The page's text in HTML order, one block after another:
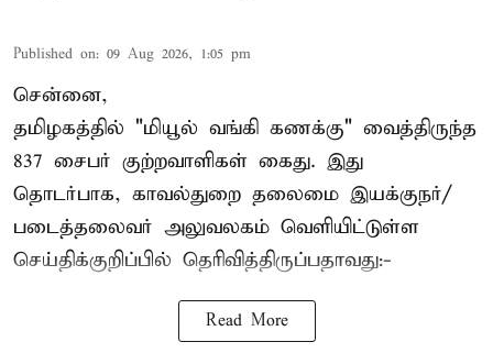
Published on: 09 Aug 2026, 1:05 pm
சென்னை,
தமிழகத்தில் "மியூல் வங்கி கணக்கு" வைத்திருந்த
837 சைபர் குற்றவாளிகள் கைது. இது
தொடர்பாக, காவல்துறை தலைமை இயக்குநர்/
படைத்தலைவர் அலுவலகம் வெளியிட்டுள்ள
செய்திக்குறிப்பில் தெரிவித்திருப்பதாவது:-
Read More